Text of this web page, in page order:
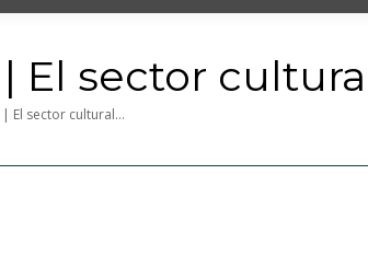
El sector
El sector cultural…